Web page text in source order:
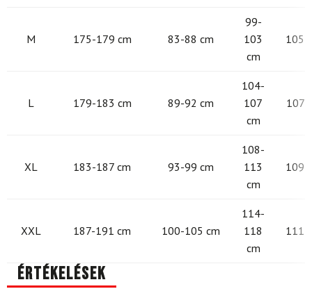
M 175-179 cm 83-88 cm
99-
103
cm
105
L 179-183 cm 89-92 cm
104-
107
cm
107
XL 183-187 cm 93-99 cm
108-
113
cm
109
XXL 187-191 cm 100-105 cm
114-
118
cm
111
Értékelések